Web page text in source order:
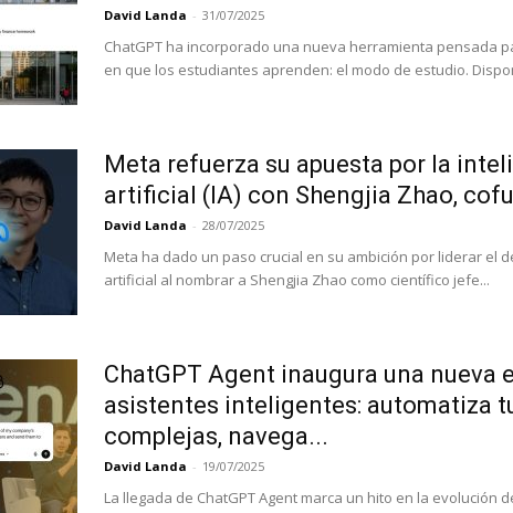
David Landa - 31/07/2025
ChatGPT ha incorporado una nueva herramienta pensada
en que los estudiantes aprenden: el modo de estudio.
Meta refuerza su apuesta por la
artificial (IA) con Shengjia Zhao,
David Landa - 28/07/2025
Meta ha dado un paso crucial en su ambición por liderar el
artificial al nombrar a Shengjia Zhao como científico jefe...
ChatGPT Agent inaugura una nueva
asistentes inteligentes: automatiza
complejas, navega...
David Landa - 19/07/2025
La llegada de ChatGPT Agent marca un hito en la evolución